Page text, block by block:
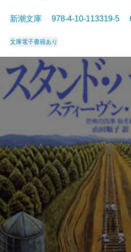
新潮文庫 978-4-10-113319-5
文庫電子書籍あり